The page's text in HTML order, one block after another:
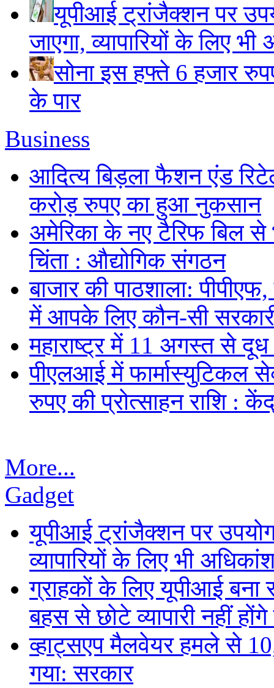
यूपीआई ट्रांजैक्शन पर
जाएगा, व्यापारियों के लिए
सोना इस हफ्ते 6 हजार
के पार
Business
आदित्य बिड़ला फैशन एंड
करोड़ रुपए का हुआ नुकसान
अमेरिका के नए टैरिफ बिल से
चिंता : औद्योगिक संगठन
बाजार की पाठशाला:
में आपके लिए कौन-सी
महाराष्ट्र में 11 अगस्त से
पीएलआई में फार्मास्युटिकल
रुपए की प्रोत्साहन राशि :
More...
Gadget
यूपीआई ट्रांजैक्शन पर
व्यापारियों के लिए भी
ग्राहकों के लिए यूपीआई
बहस से छोटे व्यापारी नहीं
व्हाट्सएप मैलवेयर हमले से
गया: सरकार